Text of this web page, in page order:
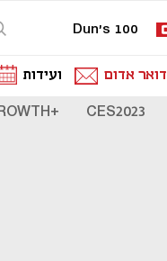
Dun's 100
דואר אדום ועידות
CES2023
+GROWTH